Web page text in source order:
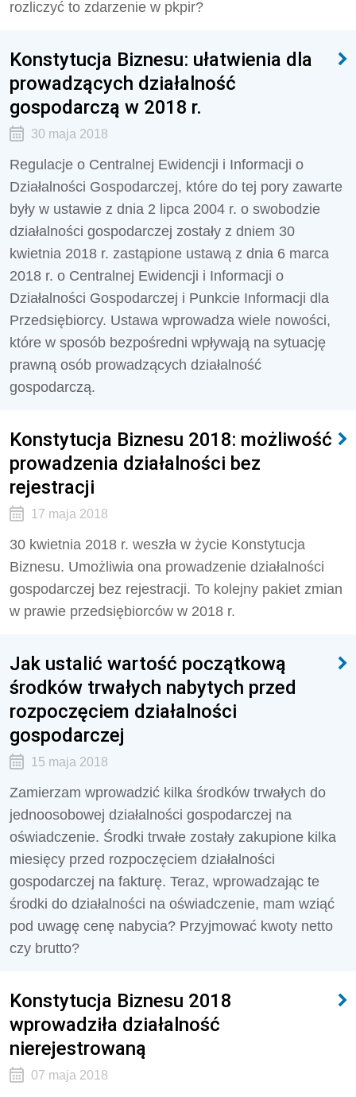
rozliczyć to zdarzenie w pkpir?
Konstytucja Biznesu: ułatwienia dla
prowadzących działalność
gospodarczą w 2018 r.
30 maja 2018
Regulacje o Centralnej Ewidencji i Informacji o
Działalności Gospodarczej, które do tej pory zawarte
były w ustawie z dnia 2 lipca 2004 r. o swobodzie
działalności gospodarczej zostały z dniem 30
kwietnia 2018 r. zastąpione ustawą z dnia 6 marca
2018 r. o Centralnej Ewidencji i Informacji o
Działalności Gospodarczej i Punkcie Informacji dla
Przedsiębiorcy. Ustawa wprowadza wiele nowości,
które w sposób bezpośredni wpływają na sytuację
prawną osób prowadzących działalność
gospodarczą.
Konstytucja Biznesu 2018: możliwość
prowadzenia działalności bez
rejestracji
17 maja 2018
30 kwietnia 2018 r. weszła w życie Konstytucja
Biznesu. Umożliwia ona prowadzenie działalności
gospodarczej bez rejestracji. To kolejny pakiet zmian
w prawie przedsiębiorców w 2018 r.
Jak ustalić wartość początkową
środków trwałych nabytych przed
rozpoczęciem działalności
gospodarczej
15 maja 2018
Zamierzam wprowadzić kilka środków trwałych do
jednoosobowej działalności gospodarczej na
oświadczenie. Środki trwałe zostały zakupione kilka
miesięcy przed rozpoczęciem działalności
gospodarczej na fakturę. Teraz, wprowadzając te
środki do działalności na oświadczenie, mam wziąć
pod uwagę cenę nabycia? Przyjmować kwoty netto
czy brutto?
Konstytucja Biznesu 2018
wprowadziła działalność
nierejestrowaną
07 maja 2018